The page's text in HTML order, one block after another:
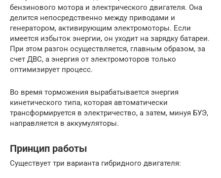
бензинового мотора и электрического двигателя. Она
делится непосредственно между приводами и
генератором, активирующим электромоторы. Если
имеется избыток энергии, он уходит на зарядку батареи.
При этом разгон осуществляется, главным образом, за
счет ДВС, а энергия от электромоторов только
оптимизирует процесс.
Во время торможения вырабатывается энергия
кинетического типа, которая автоматически
трансформируется в электричество, а затем, минуя БУЭ,
направляется в аккумуляторы.
Принцип работы
Существует три варианта гибридного двигателя: